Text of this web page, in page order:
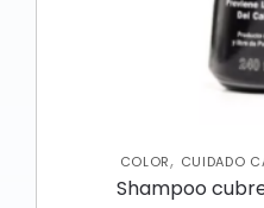
COLOR, CUIDADO
Shampoo